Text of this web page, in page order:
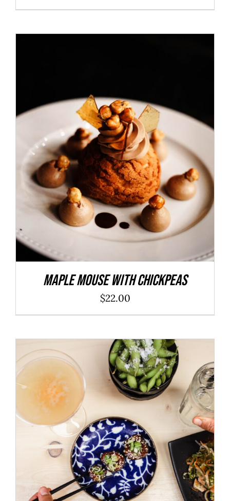
ADD TO CART / DÉTAILS
Maple Mouse With Chickpeas
$22.00
ADD TO CART / DÉTAILS